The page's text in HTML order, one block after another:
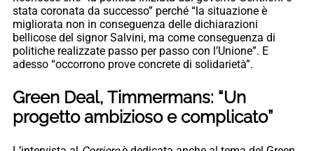
stata coronata da successo” perché “la situazione è
migliorata non in conseguenza delle dichiarazioni
bellicose del signor Salvini, ma come conseguenza di
politiche realizzate passo per passo con l’Unione”. E
adesso “occorrono prove concrete di solidarietà”.
Green Deal, Timmermans: “Un
progetto ambizioso e complicato”